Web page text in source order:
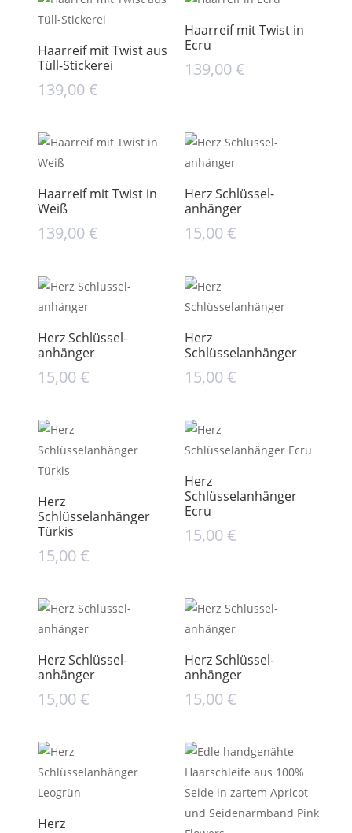
Haarreif mit Twist aus
Tüll-Stickerei
139,00€
Haarreif mit Twist in
Ecru
139,00€
Haarreif mit Twist in
Weiß
139,00€
Herz Schlüssel­
anhänger
15,00€
Herz Schlüssel­
anhänger
15,00€
Herz
Schlüsselanhänger
15,00€
Herz
Schlüsselanhänger
Türkis
15,00€
Herz
Schlüsselanhänger
Ecru
15,00€
Herz Schlüssel­
anhänger
15,00€
Herz Schlüssel­
anhänger
15,00€
Herz